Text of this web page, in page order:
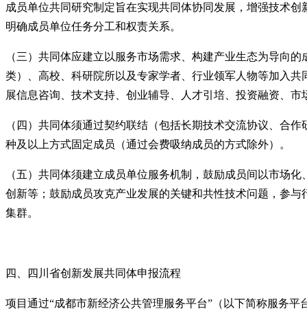
成员单位共同研究制定旨在实现共同体协同发展，增强技术
明确成员单位任务分工和权责关系。
（三） 共同体应建立以服务市场需求、构建产业生态为导向
类）、高校、科研院所以及专家学者、行业领军人物等加入
展信息咨询、技术支持、创业辅导、人才引培、投资融资、市
（四） 共同体须通过契约联结（包括长期技术交流协议、合
种及以上方式固定成员（通过会费吸纳成员的方式除外）。
（五） 共同体须建立成员单位服务机制，鼓励成员间以市场
创新等；鼓励成员攻克产业发展的关键和共性技术问题，参
集群。
四、 四川省创新发展共同体申报流程
项目通过“成都市新经济公共管理服务平台”（以下简称服务平